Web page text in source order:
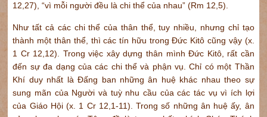
12,27), “vì mỗi người đều là chi thể của nhau” (Rm 12,5).
Như tất cả các chi thể của thân thể, tuy nhiều, nhưng chỉ tạo
thành một thân thể, thì các tín hữu trong Đức Kitô cũng vậy (x.
1 Cr 12,12). Trong việc xây dựng thân mình Đức Kitô, rất cần
đến sự đa dạng của các chi thể và phận vụ. Chỉ có một Thần
Khí duy nhất là Đấng ban những ân huệ khác nhau theo sự
sung mãn của Người và tuỳ nhu cầu của các tác vụ vì ích lợi
của Giáo Hội (x. 1 Cr 12,1-11). Trong số những ân huệ ấy, ân